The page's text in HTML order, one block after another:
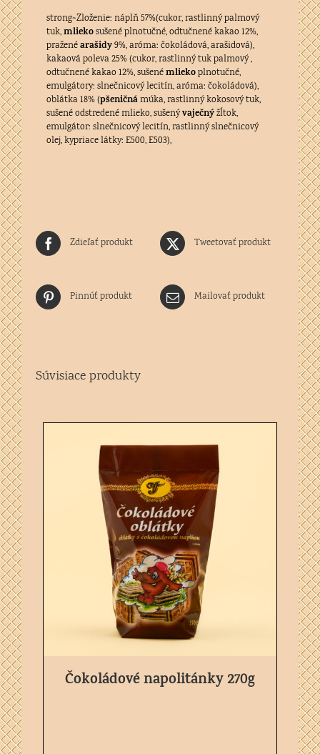
strong>Zloženie: náplň 57%(cukor, rastlinný palmový
tuk,mliekosušené plnotučné, odtučnené kakao 12%,
praženéarašidy9%, aróma: čokoládová, arašidová),
kakaová poleva 25% (cukor, rastlinný tuk palmový ,
odtučnené kakao 12%, sušenémliekoplnotučné,
emulgátory: slnečnicový lecitín, aróma: čokoládová),
oblátka 18% (pšeničnámúka, rastlinný kokosový tuk,
sušené odstredené mlieko, sušenývaječnýžĺtok,
emulgátor: slnečnicový lecitín, rastlinný slnečnicový
olej, kypriace látky: E500, E503),
Zdieľať produkt Tweetovať produkt
Pinnúť produkt Mailovať produkt
Súvisiace produkty
Čokoládové napolitánky 270g